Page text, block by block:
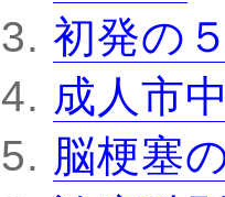
初発の
成人市
脳梗塞